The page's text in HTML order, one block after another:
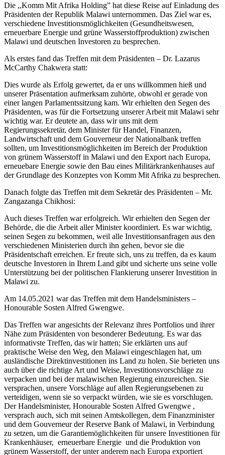
Die ,,Komm Mit Afrika Holding” hat diese Reise auf Einladung des
Präsidenten der Republik Malawi unternommen. Das Ziel war es,
verschiedene Investitionsmöglichkeiten (Gesundheitswesen,
erneuerbare Energie und grüne Wasserstoffproduktion) zwischen
Malawi und deutschen Investoren zu besprechen.
Als erstes fand das Treffen mit dem Präsidenten – Dr. Lazarus
McCarthy Chakwera statt:
Dies wurde als Erfolg gewertet, da er uns willkommen hieß und
unserer Präsentation aufmerksam zuhörte, obwohl er gerade von
einer langen Parlamentssitzung kam. Wir erhielten den Segen des
Präsidenten, was für die Fortsetzung unserer Arbeit mit Malawi sehr
wichtig war. Er deutete an, dass wir uns mit dem
Regierungssekretär, dem Minister für Handel, Finanzen,
Landwirtschaft und dem Gouverneur der Nationalbank treffen
sollten, um Investitionsmöglichkeiten im Bereich der Produktion
von grünem Wasserstoff in Malawi und den Export nach Europa,
erneuebare Energie sowie den Bau eines Militärkrankenhauses auf
der Grundlage des Konzeptes von Komm Mit Afrika zu besprechen.
Danach folgte das Treffen mit dem Sekretär des Präsidenten – Mr.
Zangazanga Chikhosi:
Auch dieses Treffen war erfolgreich. Wir erhielten den Segen der
Behörde, die die Arbeit aller Minister koordiniert. Es war wichtig,
seinen Segen zu bekommen, weil alle Investitionsanfragen aus den
verschiedenen Ministerien durch ihn gehen, bevor sie die
Präsidentschaft erreichen. Er freute sich, uns zu treffen, da es kaum
deutsche Investoren in Ihrem Land gibt und sicherte uns seine volle
Unterstützung bei der politischen Flankierung unserer Investition in
Malawi zu.
Am 14.05.2021 war das Treffen mit dem Handelsministers –
Honourable Sosten Alfred Gwengwe.
Das Treffen war angesichts der Relevanz ihres Portfolios und ihrer
Nähe zum Präsidenten von besonderer Bedeutung. Es war das
informativste Treffen, das wir hatten; Sie erklärten uns auf
praktische Weise den Weg, den Malawi eingeschlagen hat, um
ausländische Direktinvestitionen ins Land zu holen. Sie berieten uns
auch über die richtige Art und Weise, Investitionsvorschläge zu
verpacken und bei der malawischen Regierung einzureichen. Sie
versprachen, unsere Vorschläge auf allen Regierungsebenen zu
verteidigen, wenn sie so verpackt würden, wie sie es vorschlugen.
Der Handelsminister, Honourable Sosten Alfred Gwengwe ,
versprach auch, sich mit seinen Amtskollegen, dem Finanzminister
und dem Gouverneur der Reserve Bank of Malawi, in Verbindung
zu setzen, um die Garantiemöglichkeiten für unsere Investitionen für
Krankenhäuser, erneuerbare Energie und die Produktion von
grünem Wasserstoff, der unter anderem nach Europa exportiert